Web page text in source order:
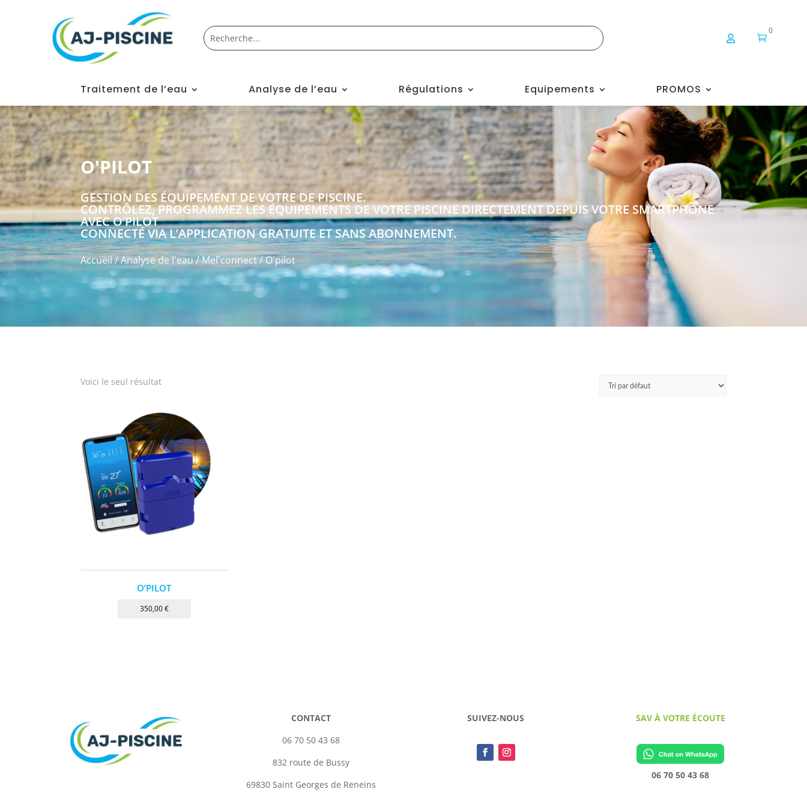
 
0
Traitement de l’eau Analyse de l’eau Régulations Equipements PROMOS
O'PILOT
GESTION DES ÉQUIPEMENT DE VOTRE DE PISCINE.
CONTRÔLEZ, PROGRAMMEZ LES ÉQUIPEMENTS DE VOTRE PISCINE DIRECTEMENT DEPUIS VOTRE SMARTPHONE
AVEC O’PILOT
CONNECTÉ VIA L’APPLICATION GRATUITE ET SANS ABONNEMENT.
Accueil/Analyse de l'eau/Mel'connect/ O'pilot
Voici le seul résultat
O’PILOT
350,00€
CONTACT
06 70 50 43 68
832 route de Bussy
69830 Saint Georges de Reneins
SUIVEZ-NOUS SAV À VOTRE ÉCOUTE
06 70 50 43 68